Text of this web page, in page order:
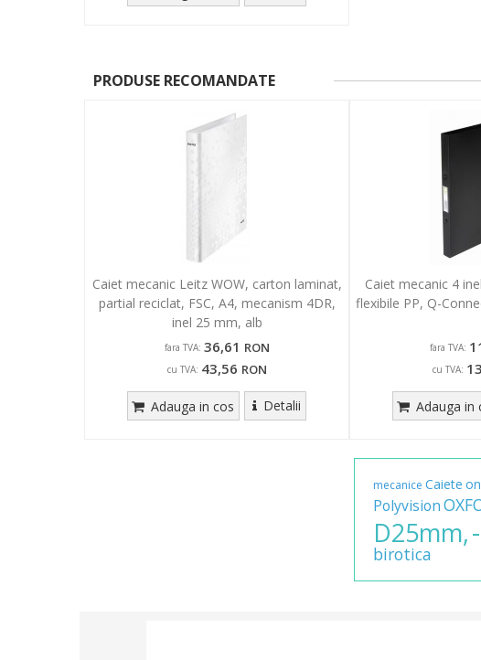
PRODUSE RECOMANDATE
Caiet mecanic Leitz WOW, carton laminat,
partial reciclat, FSC, A4, mecanism 4DR,
inel 25 mm, alb
fara TVA: 36,61 RON
cu TVA: 43,56 RON
Adauga in cos Detalii
Caiet mecanic 4
flexibile PP, Q-
fara TVA:
cu TVA:
Adauga in
mecanice Caiete
Polyvision
D25mm,-
birotica